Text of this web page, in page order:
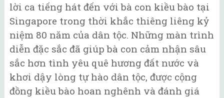
lời ca tiếng hát đến với bà con kiều bào tại
Singapore trong thời khắc thiêng liêng kỷ
niệm 80 năm của dân tộc. Những màn trình
diễn đặc sắc đã giúp bà con cảm nhận sâu
sắc hơn tình yêu quê hương đất nước và
khơi dậy lòng tự hào dân tộc, được cộng
đồng kiều bào hoan nghênh và đánh giá